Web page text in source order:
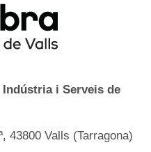
i Serveis de
43800 Valls (Tarragona)